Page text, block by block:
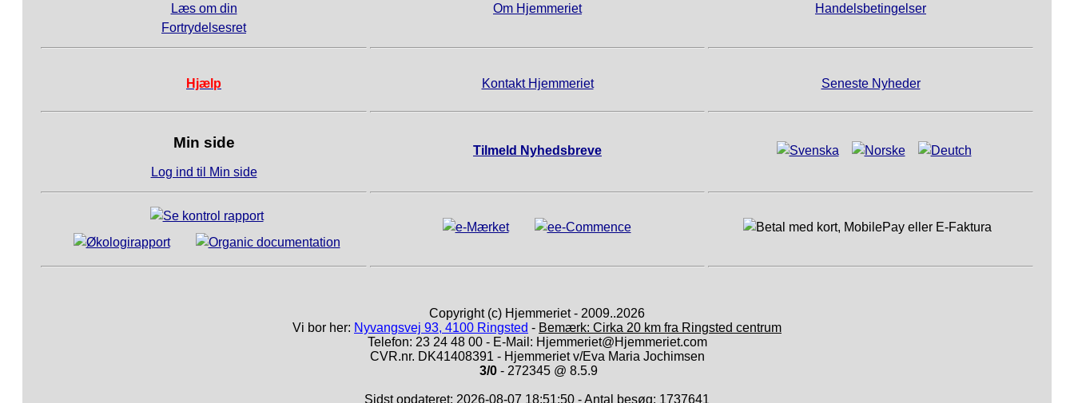
Læs om din
Fortrydelsesret
Om Hjemmeriet Handelsbetingelser
Hjælp Kontakt Hjemmeriet Seneste Nyheder
Min side
Log ind til Min side
Tilmeld Nyhedsbreve
Copyright (c) Hjemmeriet - 2009..2026
Vi bor her: Nyvangsvej 93, 4100 Ringsted - Bemærk: Cirka 20 km fra Ringsted centrum
Telefon: 23 24 48 00 - E-Mail: Hjemmeriet@Hjemmeriet.com
CVR.nr. DK41408391 - Hjemmeriet v/Eva Maria Jochimsen
3/0 - 272345 @ 8.5.9
Sidst opdateret: 2026-08-07 18:51:50 - Antal besøg: 1737641